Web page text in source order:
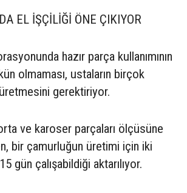
EL İŞÇİLİĞİ ÖNE ÇIKIYOR
hazır parça kullanımının
olmaması, ustaların birçok
gerektiriyor.
ve karoser parçaları ölçüsüne
bir çamurluğun üretimi için iki
gün çalışabildiği aktarılıyor.